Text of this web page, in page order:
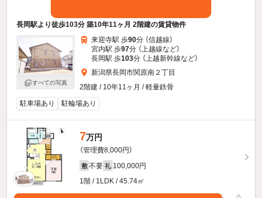
長岡駅より徒歩103分 築10年11ヶ月 2階建の賃貸物件
すべての写真
来迎寺駅 歩90分 （信越線）
宮内駅 歩97分 （上越線など）
長岡駅 歩103分 （上越新幹線など）
新潟県長岡市関原南２丁目
2階建 / 10年11ヶ月 / 軽量鉄骨
駐車場あり
駐輪場あり
7万円
（管理費8,000円）
敷 不要 礼 100,000円
1階 / 1LDK / 45.74㎡